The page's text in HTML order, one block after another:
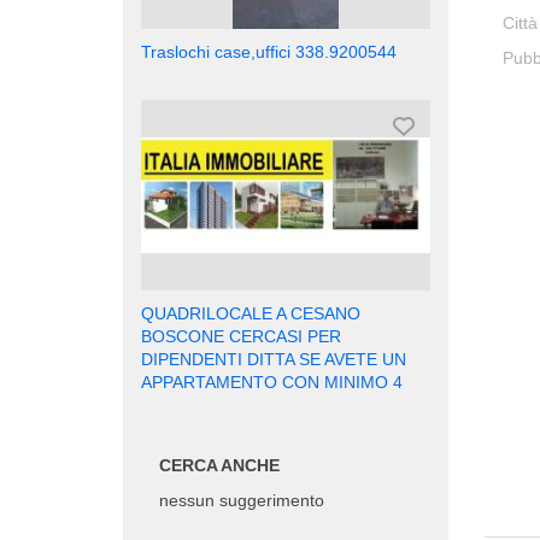
Città
Traslochi case,uffici 338.9200544
QUADRILOCALE A CESANO
BOSCONE CERCASI PER
DIPENDENTI DITTA SE AVETE UN
APPARTAMENTO CON MINIMO 4
CERCA ANCHE
nessun suggerimento